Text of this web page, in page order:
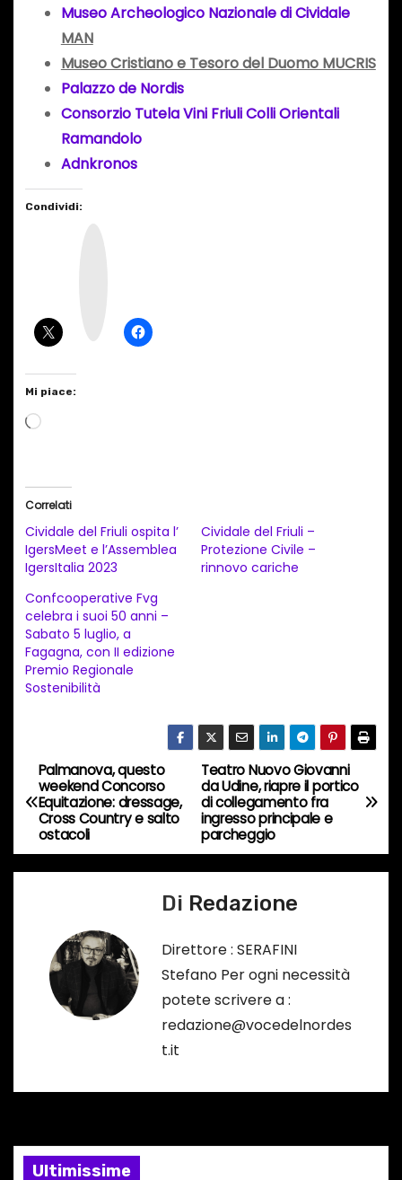
Museo Archeologico Nazionale di Cividale
MAN
Museo Cristiano e Tesoro del Duomo MUCRIS
Palazzo de Nordis
Consorzio Tutela Vini Friuli Colli Orientali
Ramandolo
Adnkronos
Condividi:
Mi piace:
C
a
m
e
n
t
o
i
o
r
s
…
Correlati
Cividale del Friuli ospita l’
IgersMeet e l’Assemblea
IgersItalia 2023
Cividale del Friuli –
Protezione Civile –
rinnovo cariche
Confcooperative Fvg
celebra i suoi 50 anni –
Sabato 5 luglio, a
Fagagna, con II edizione
Premio Regionale
Sostenibilità
N
a
v
e
Teatro Nuovo Giovanni
da Udine, riapre il portico
di collegamento fra
ingresso principale e
parcheggio
Palmanova, questo
weekend Concorso
Equitazione: dressage,
Cross Country e salto
ostacoli
Di Redazione
Direttore : SERAFINI
Stefano Per ogni necessità
potete scrivere a :
redazione@vocedelnordes
t.it
Ultimissime